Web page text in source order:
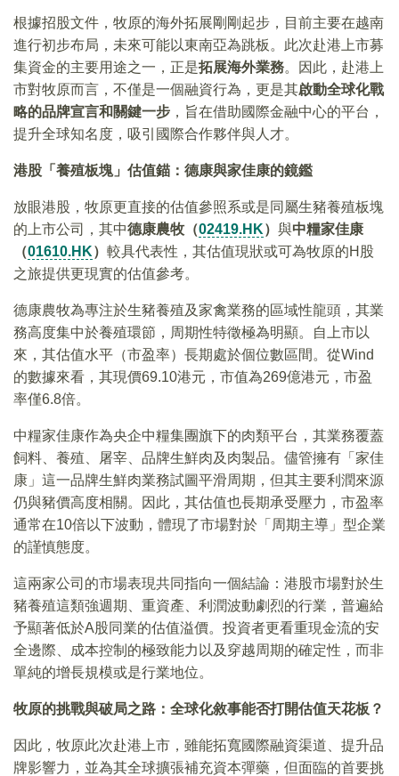
根據招股文件，牧原的海外拓展剛剛起步，目前主要在越南
進行初步布局，未來可能以東南亞為跳板。此次赴港上市募
集資金的主要用途之一，正是拓展海外業務。因此，赴港上
市對牧原而言，不僅是一個融資行為，更是其啟動全球化戰
略的品牌宣言和關鍵一步 ，旨在借助國際金融中心的平台，
提升全球知名度，吸引國際合作夥伴與人才。
港股「養殖板塊」估值錨：德康與家佳康的鏡鑑
放眼港股，牧原更直接的估值參照系或是同屬生豬養殖板塊
的上市公司，其中德康農牧（02419.HK） 與中糧家佳康
（01610.HK） 較具代表性，其估值現狀或可為牧原的H股
之旅提供更現實的估值參考。
德康農牧為專注於生豬養殖及家禽業務的區域性龍頭，其業
務高度集中於養殖環節，周期性特徵極為明顯。自上市以
來，其估值水平（市盈率）長期處於個位數區間。從Wind
的數據來看，其現價69.10港元，市值為269億港元，市盈
率僅6.8倍。
中糧家佳康作為央企中糧集團旗下的肉類平台，其業務覆蓋
飼料、養殖、屠宰、品牌生鮮肉及肉製品。儘管擁有「家佳
康」這一品牌生鮮肉業務試圖平滑周期，但其主要利潤來源
仍與豬價高度相關。因此，其估值也長期承受壓力，市盈率
通常在10倍以下波動，體現了市場對於「周期主導」型企業
的謹慎態度。
這兩家公司的市場表現共同指向一個結論：港股市場對於生
豬養殖這類強週期、重資產、利潤波動劇烈的行業，普遍給
予顯著低於A股同業的估值溢價。投資者更看重現金流的安
全邊際、成本控制的極致能力以及穿越周期的確定性，而非
單純的增長規模或是行業地位。
牧原的挑戰與破局之路：全球化敘事能否打開估值天花板？
因此，牧原此次赴港上市，雖能拓寬國際融資渠道、提升品
牌影響力，並為其全球擴張補充資本彈藥，但面臨的首要挑